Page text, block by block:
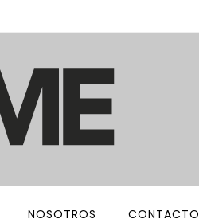
NOSOTROS CONTACTO